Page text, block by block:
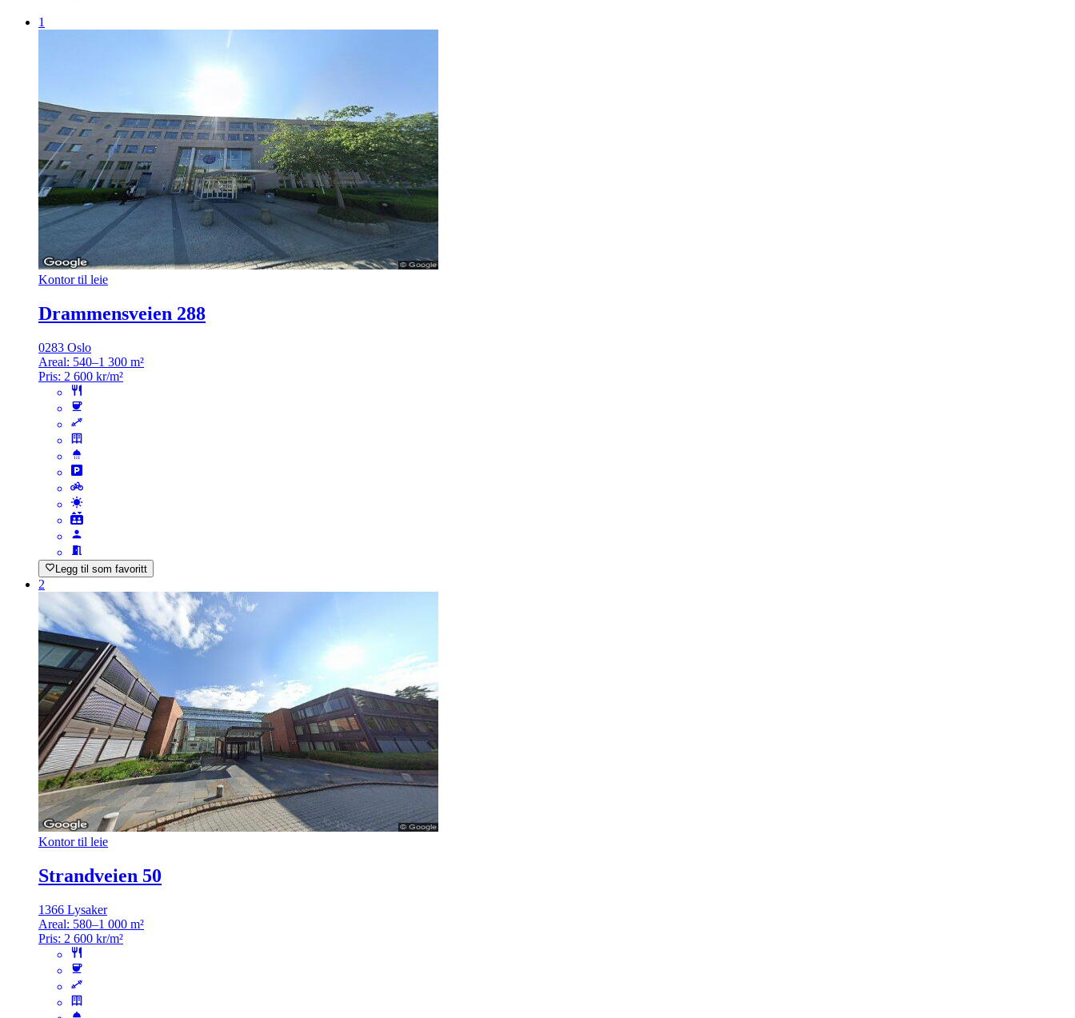
1
Kontor til leie
Drammensveien 288
0283 Oslo
Areal: 540–1 300 m²
Pris: 2 600 kr/m²
Legg til som favoritt
2
Kontor til leie
Strandveien 50
1366 Lysaker
Areal: 580–1 000 m²
Pris: 2 600 kr/m²